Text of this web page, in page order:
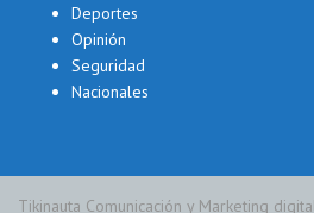
Deportes
Opinión
Seguridad
Nacionales
Tikinauta Comunicación y Marketing